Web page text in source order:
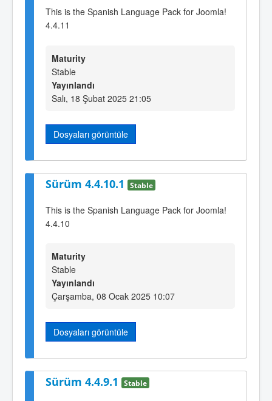
This is the Spanish Language Pack for Joomla!
4.4.11
Maturity
Stable
Yayınlandı
Salı, 18 Şubat 2025 21:05
Dosyaları görüntüle
Sürüm 4.4.10.1 Stable
This is the Spanish Language Pack for Joomla!
4.4.10
Maturity
Stable
Yayınlandı
Çarşamba, 08 Ocak 2025 10:07
Dosyaları görüntüle
Sürüm 4.4.9.1 Stable